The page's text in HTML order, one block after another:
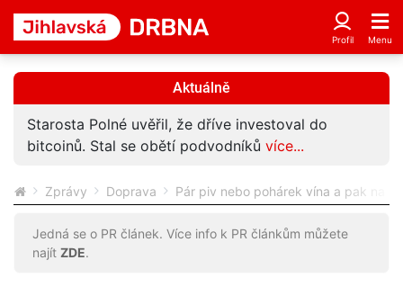
Aktuálně
Starosta Polné uvěřil, že dříve investoval do
bitcoinů. Stal se obětí podvodníků více...
Zprávy Doprava Pár piv nebo pohárek vína a pak na
Jedná se o PR článek. Více info k PR článkům můžete
najít ZDE.